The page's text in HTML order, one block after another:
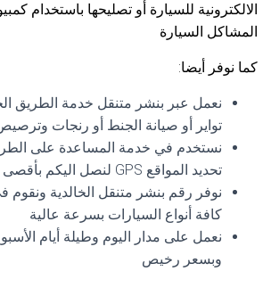
الالكترونية للسيارة أو تصليحها باستخدام
المشاكل السيارة
كما نوفر أيضا:
نعمل عبر بنشر متنقل خدمة الطريق
تواير أو صيانة الجنط أو رنجات
نستخدم في خدمة المساعدة على
تحديد المواقع GPS لنصل اليكم بأقصى سرعة
نوفر رقم بنشر متنقل الخالدية ونقوم
كافة أنواع السيارات بسرعة عالية
نعمل على مدار اليوم وطيلة أيام
وبسعر رخيص